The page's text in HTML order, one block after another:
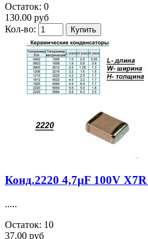
Остаток: 0
130.00 руб
Кол-во:
Конд.2220 4,7µF 100V
.....
Остаток: 10
37.00 руб